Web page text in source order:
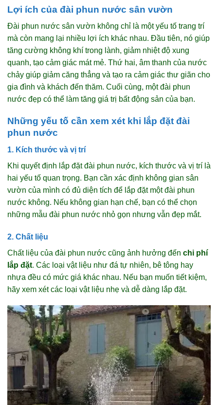
Lợi ích của đài phun nước sân vườn
Đài phun nước sân vườn không chỉ là một yếu tố trang trí
mà còn mang lại nhiều lợi ích khác nhau. Đầu tiên, nó giúp
tăng cường không khí trong lành, giảm nhiệt độ xung
quanh, tạo cảm giác mát mẻ. Thứ hai, âm thanh của nước
chảy giúp giảm căng thẳng và tạo ra cảm giác thư giãn cho
gia đình và khách đến thăm. Cuối cùng, một đài phun
nước đẹp có thể làm tăng giá trị bất động sản của bạn.
Những yếu tố cần xem xét khi lắp đặt đài
phun nước
1. Kích thước và vị trí
Khi quyết định lắp đặt đài phun nước, kích thước và vị trí là
hai yếu tố quan trọng. Bạn cần xác định không gian sân
vườn của mình có đủ diện tích để lắp đặt một đài phun
nước không. Nếu không gian hạn chế, bạn có thể chọn
những mẫu đài phun nước nhỏ gọn nhưng vẫn đẹp mắt.
2. Chất liệu
Chất liệu của đài phun nước cũng ảnh hưởng đến chi phí
lắp đặt. Các loại vật liệu như đá tự nhiên, bê tông hay
nhựa đều có mức giá khác nhau. Nếu bạn muốn tiết kiệm,
hãy xem xét các loại vật liệu nhẹ và dễ dàng lắp đặt.